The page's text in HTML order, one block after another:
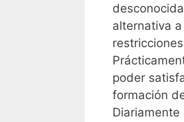
alternativa
poder
formación